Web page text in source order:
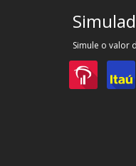
Simule o valor